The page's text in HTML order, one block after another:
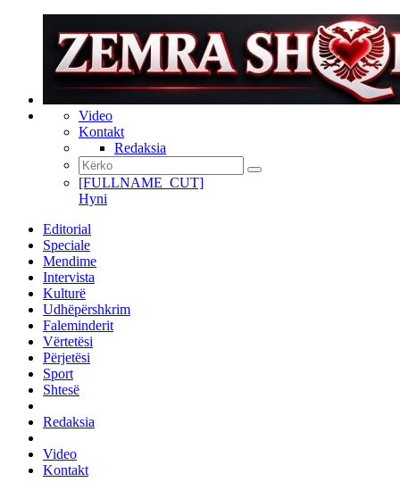
Video
Kontakt
Redaksia
[FULLNAME_CUT]
Hyni
Editorial
Speciale
Mendime
Intervista
Kulturë
Udhëpërshkrim
Faleminderit
Vërtetësi
Përjetësi
Sport
Shtesë
Redaksia
Video
Kontakt